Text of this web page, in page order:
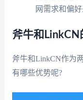
网需求和偏好
斧牛和LinkCN
斧牛和LinkCN作为
有哪些优势呢?